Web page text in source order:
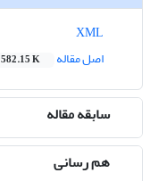
اصل مقاله
582.15 K
سابقه مقاله
هم رسانی